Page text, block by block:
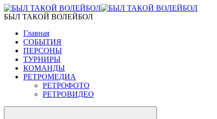
БЫЛ ТАКОЙ ВОЛЕЙБОЛ
Главная
СОБЫТИЯ
ПЕРСОНЫ
ТУРНИРЫ
КОМАНДЫ
РЕТРОМЕДИА
РЕТРОФОТО
РЕТРОВИДЕО